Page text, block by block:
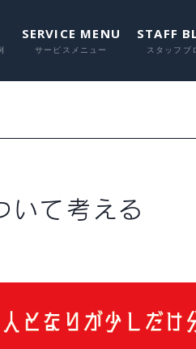
SERVICE MENU STAFF
いて考える